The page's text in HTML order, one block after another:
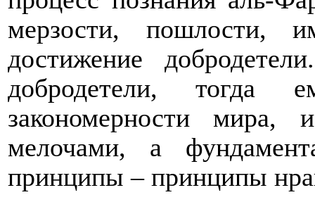
мерзости,
достижение
добродетели, тогда
закономерности мира,
мелочами, а
принципы – принципы